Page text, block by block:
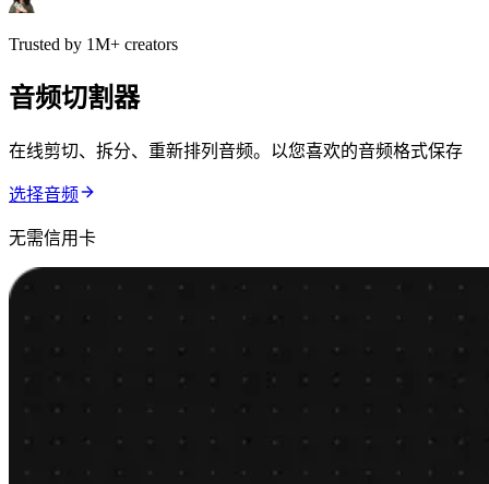
Trusted by 1M+ creators
音频切割器
在线剪切、拆分、重新排列音频。以您喜欢的音频格式保存
选择音频
无需信用卡